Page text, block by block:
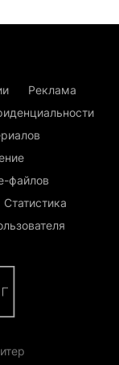
Реклама
файлов
Статистика